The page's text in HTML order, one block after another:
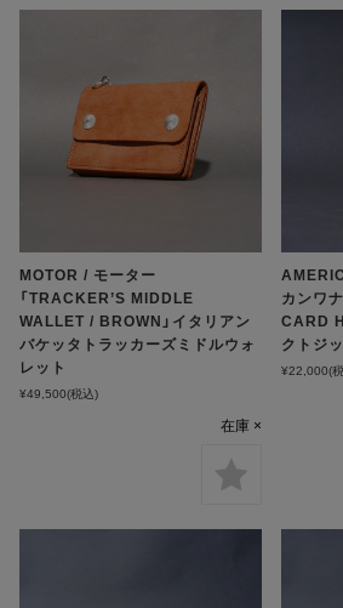
MOTOR / モーター
「TRACKER’S MIDDLE
WALLET / BROWN」イタリアン
バケッタトラッカーズミドルウォ
レット
¥49,500(税込)
在庫 ×
カンワ
CARD
クトジ
¥22,000(